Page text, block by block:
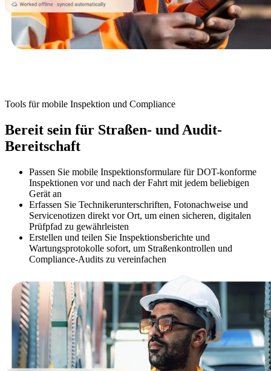
Analysen & Berichte
Automobilindustrie
Montage, Tier-1-Zulieferung, Umstieg auf Elektrofahrzeuge
Behörden
Compliance und Beschaffung im öffentlichen Sektor
Tools für mobile Inspektion und Compliance
Bereit sein für Straßen- und Audit-
Bereitschaft
Passen Sie mobile Inspektionsformulare für DOT-konforme
Inspektionen vor und nach der Fahrt mit jedem beliebigen
Gerät an
Erfassen Sie Technikerunterschriften, Fotonachweise und
Servicenotizen direkt vor Ort, um einen sicheren, digitalen
Prüfpfad zu gewährleisten
Erstellen und teilen Sie Inspektionsberichte und
Wartungsprotokolle sofort, um Straßenkontrollen und
Compliance-Audits zu vereinfachen